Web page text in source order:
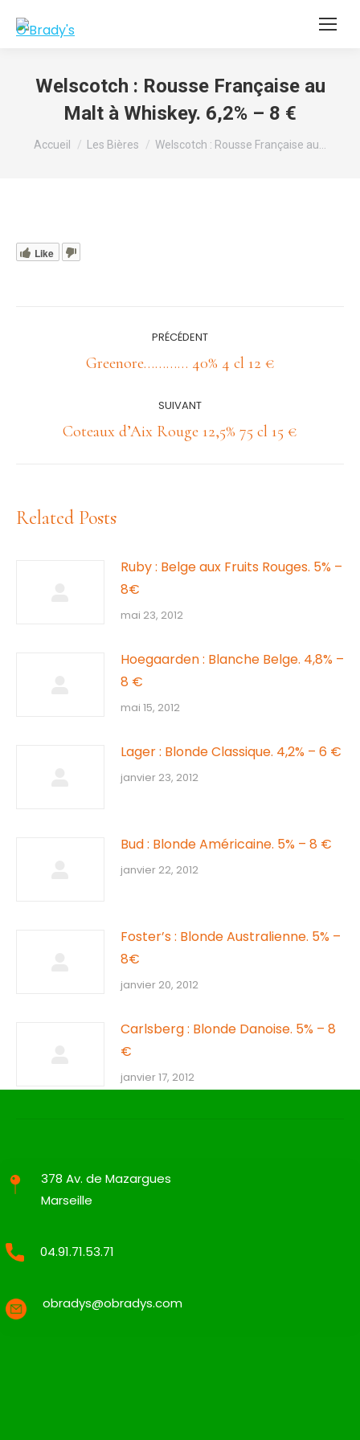
Welscotch : Rousse Française au
Malt à Whiskey. 6,2% – 8 €
Vous êtes ici :
Accueil Les Bières Welscotch : Rousse Française au…
Like
PRÉCÉDENT
Article
:
Greenore………… 40% 4 cl 12 €
SUIVANT
Article
Coteaux d’Aix Rouge 12,5% 75 cl 15 €
Related Posts
Ruby : Belge aux Fruits Rouges. 5% –
8€
mai 23, 2012
Hoegaarden : Blanche Belge. 4,8% –
8 €
mai 15, 2012
Lager : Blonde Classique. 4,2% – 6 €
janvier 23, 2012
Bud : Blonde Américaine. 5% – 8 €
janvier 22, 2012
Foster’s : Blonde Australienne. 5% –
8€
janvier 20, 2012
Carlsberg : Blonde Danoise. 5% – 8
€
janvier 17, 2012
378 Av. de Mazargues
Marseille
04.91.71.53.71
obradys@obradys.com